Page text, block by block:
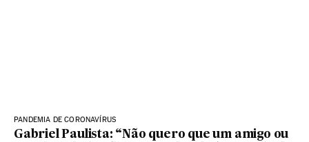
PANDEMIA DE CORONAVÍRUS
Gabriel Paulista: “Não quero que um amigo ou